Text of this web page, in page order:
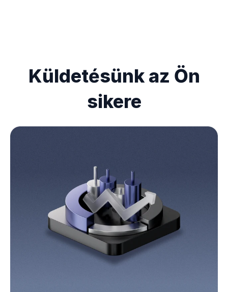
Küldetésünk az Ön
sikere